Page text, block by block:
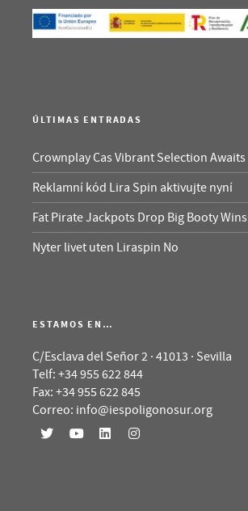
ÚLTIMAS ENTRADAS
Crownplay Cas Vibrant Selection Awaits
Reklamní kód Lira Spin aktivujte nyní
Fat Pirate Jackpots Drop Big Booty Wins
Nyter livet uten Liraspin No
ESTAMOS EN…
C/Esclava del Señor 2 · 41013 · Sevilla
Telf: +34 955 622 844
Fax: +34 955 622 845
Correo: info@iespoligonosur.org